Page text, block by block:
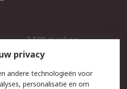
2.500 merken
Inkoopoplossingen
privacy
andere technologieën voor
personalisatie en om